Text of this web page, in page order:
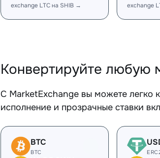
exchange LTC на SHIB → exchange
Конвертируйте любую
С MarketExchange вы можете легко
исполнение и прозрачные ставки
BTC
BTC